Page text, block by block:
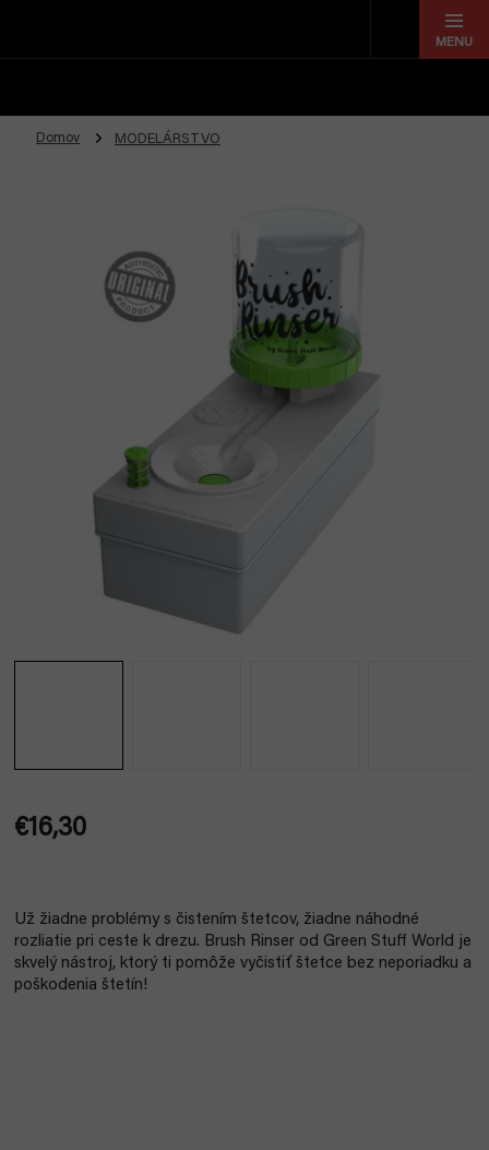
Domov MODELÁRSTVO
€16,30
Už žiadne problémy s čistením štetcov, žiadne náhodné
rozliatie pri ceste k drezu. Brush Rinser od Green Stuff World je
skvelý nástroj, ktorý ti pomôže vyčistiť štetce bez neporiadku a
poškodenia štetín!